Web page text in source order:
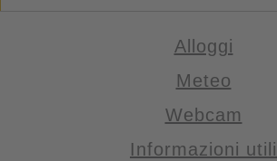
Alloggi
Meteo
Webcam
Informazioni utili